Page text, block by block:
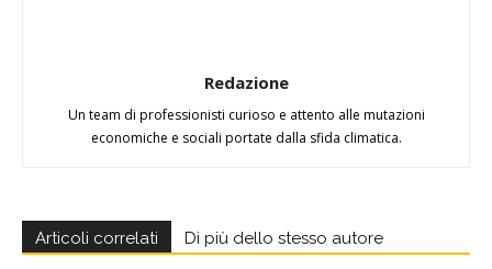
Redazione
Un team di professionisti curioso e attento alle mutazioni
economiche e sociali portate dalla sfida climatica.
Articoli correlati Di più dello stesso autore